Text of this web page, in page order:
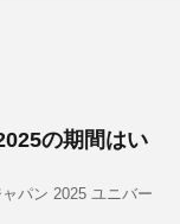
の期間はい
パン 2025 ユニバー